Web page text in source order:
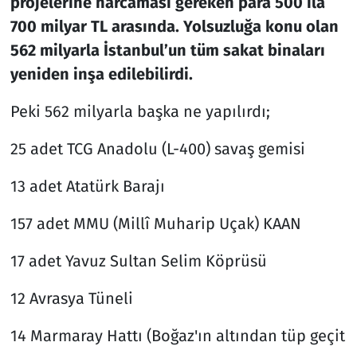
700 milyar TL arasında. Yolsuzluğa konu olan
562 milyarla İstanbul’un tüm sakat binaları
yeniden inşa edilebilirdi.
Peki 562 milyarla başka ne yapılırdı;
25 adet TCG Anadolu (L-400) savaş gemisi
13 adet Atatürk Barajı
157 adet MMU (Millî Muharip Uçak) KAAN
17 adet Yavuz Sultan Selim Köprüsü
12 Avrasya Tüneli
14 Marmaray Hattı (Boğaz'ın altından tüp geçit